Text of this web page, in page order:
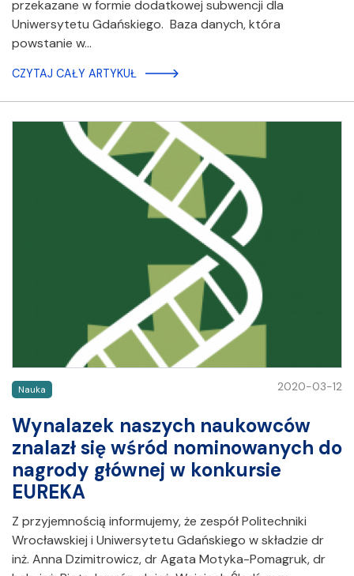
przekazane w formie dodatkowej subwencji dla
Uniwersytetu Gdańskiego. Baza danych, która
powstanie w…
CZYTAJ CAŁY ARTYKUŁ
Nauka 2020-03-12
Wynalazek naszych naukowców
znalazł się wśród nominowanych do
nagrody głównej w konkursie
EUREKA
Z przyjemnością informujemy, że zespół Politechniki
Wrocławskiej i Uniwersytetu Gdańskiego w składzie dr
inż. Anna Dzimitrowicz, dr Agata Motyka-Pomagruk, dr